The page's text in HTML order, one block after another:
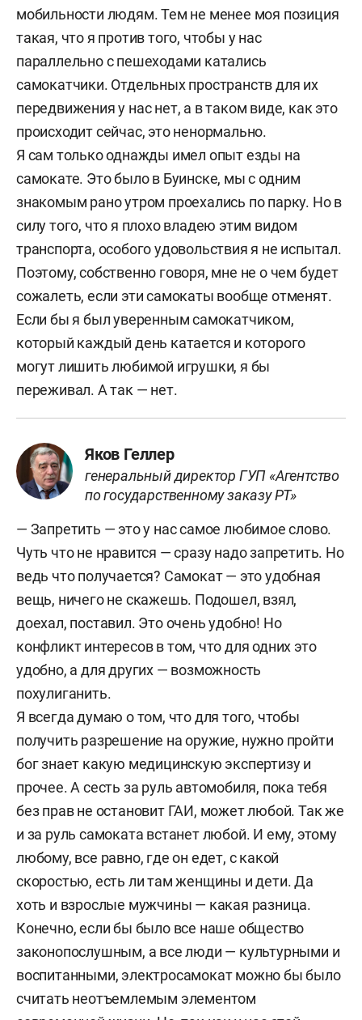
мобильности людям. Тем не менее моя позиция
такая, что я против того, чтобы у нас
параллельно с пешеходами катались
самокатчики. Отдельных пространств для их
передвижения у нас нет, а в таком виде, как это
происходит сейчас, это ненормально.
Я сам только однажды имел опыт езды на
самокате. Это было в Буинске, мы с одним
знакомым рано утром проехались по парку. Но в
силу того, что я плохо владею этим видом
транспорта, особого удовольствия я не испытал.
Поэтому, собственно говоря, мне не о чем будет
сожалеть, если эти самокаты вообще отменят.
Если бы я был уверенным самокатчиком,
который каждый день катается и которого
могут лишить любимой игрушки, я бы
переживал. А так — нет.
Яков Геллер
генеральный директор ГУП «Агентство
по государственному заказу РТ»
— Запретить — это у нас самое любимое слово.
Чуть что не нравится — сразу надо запретить. Но
ведь что получается? Самокат — это удобная
вещь, ничего не скажешь. Подошел, взял,
доехал, поставил. Это очень удобно! Но
конфликт интересов в том, что для одних это
удобно, а для других — возможность
похулиганить.
Я всегда думаю о том, что для того, чтобы
получить разрешение на оружие, нужно пройти
бог знает какую медицинскую экспертизу и
прочее. А сесть за руль автомобиля, пока тебя
без прав не остановит ГАИ, может любой. Так же
и за руль самоката встанет любой. И ему, этому
любому, все равно, где он едет, с какой
скоростью, есть ли там женщины и дети. Да
хоть и взрослые мужчины — какая разница.
Конечно, если бы было все наше общество
законопослушным, а все люди — культурными и
воспитанными, электросамокат можно бы было
считать неотъемлемым элементом